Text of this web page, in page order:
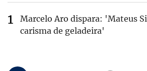
Marcelo Aro dispara: 'Mateus
carisma de geladeira'